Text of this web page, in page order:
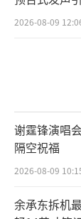
2026-08-09
谢霆锋演唱
隔空祝福
2026-08-09
余承东拆机